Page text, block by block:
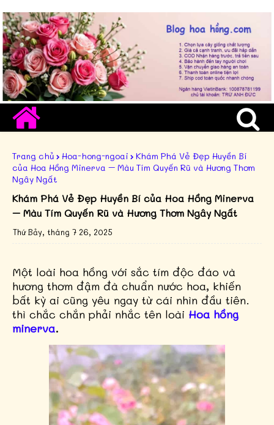
Trang chủ Hoa-hong-ngoai
Khám Phá Vẻ Đẹp Huyền Bí
của Hoa Hồng Minerva – Màu Tím Quyến Rũ và Hương Thơm
Ngây Ngất
Khám Phá Vẻ Đẹp Huyền Bí của Hoa Hồng Minerva
– Màu Tím Quyến Rũ và Hương Thơm Ngây Ngất
Thứ Bảy, tháng 7 26, 2025
Một loài hoa hồng với sắc tím độc đáo và
hương thơm đậm đà chuẩn nước hoa, khiến
bất kỳ ai cũng yêu ngay từ cái nhìn đầu tiên.
thì chắc chắn phải nhắc tên loài Hoa hồng
minerva.